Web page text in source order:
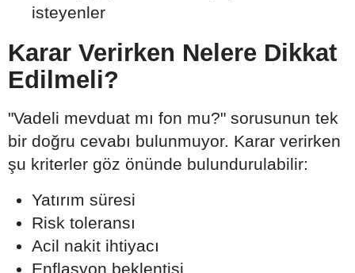
isteyenler
Karar Verirken Nelere Dikkat
Edilmeli?
"Vadeli mevduat mı fon mu?" sorusunun tek
bir doğru cevabı bulunmuyor. Karar verirken
şu kriterler göz önünde bulundurulabilir:
Yatırım süresi
Risk toleransı
Acil nakit ihtiyacı
Enflasyon beklentisi